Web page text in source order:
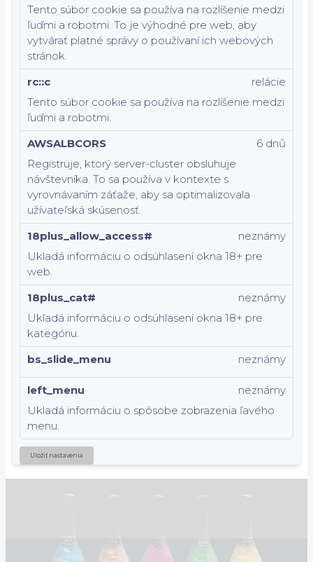
Tento súbor cookie sa používa na rozlíšenie medzi
ľuďmi a robotmi. To je výhodné pre web, aby
vytvárať platné správy o používaní ich webových
stránok.
rc::c
Tento súbor cookie sa používa na rozlíšenie medzi
ľuďmi a robotmi.
relácie
AWSALBCORS
Registruje, ktorý server-cluster obsluhuje
návštevníka. To sa používa v kontexte s
vyrovnávaním záťaže, aby sa optimalizovala
užívateľská skúsenosť.
6 dnů
18plus_allow_access#
Ukladá informáciu o odsúhlasení okna 18+ pre
web.
neznámy
18plus_cat#
Ukladá informáciu o odsúhlasení okna 18+ pre
kategóriu.
neznámy
bs_slide_menu neznámy
left_menu
Ukladá informáciu o spôsobe zobrazenia ľavého
menu.
neznámy
Uložiť nastavenia